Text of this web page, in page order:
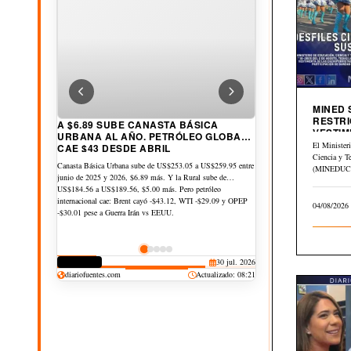
A $6.89 SUBE CANASTA BÁSICA
URBANA AL AÑO. PETRÓLEO GLOBAL
Canasta Básica Urbana sube de US$253.05 a US$259.95 entre
junio de 2025 y 2026, $6.89 más. Y la Rural sube de
US$184.56 a US$189.56, $5.00 más. Pero petróleo
internacional cae: Brent cayó -$43.12, WTI -$29.09 y OPEP
DERECHOS 30 jul. 2026
FALLECE INFLUENCER GILBERTO
MARTINEZ”EL CRIATURO TOXICO”
Gilberto Martínez, conocido en redes como “El Criaturo
Tóxico”, migueleño con miles de seguidores en YouTube,
murió el 24 de julio tras un segundo cuadro cardíaco, días
después de ingresar al Hospital San Juan de Dios
25 jul. 2026
DERECHOS
15 jul. 2026
DERECHOS 22 jun. 2026
CULTURA 6 jun. 2026
diariofuentes.com Actualizado: 08:21
MINED
El
Ciencia y
04/08/2026